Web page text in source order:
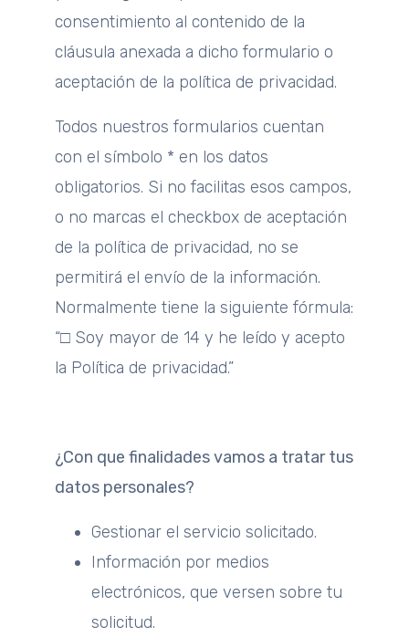
consentimiento al contenido de la
cláusula anexada a dicho formulario o
aceptación de la política de privacidad.
Todos nuestros formularios cuentan
con el símbolo * en los datos
obligatorios. Si no facilitas esos campos,
o no marcas el checkbox de aceptación
de la política de privacidad, no se
permitirá el envío de la información.
Normalmente tiene la siguiente fórmula:
“□ Soy mayor de 14 y he leído y acepto
la Política de privacidad.”
¿Con que finalidades vamos a tratar tus
datos personales?
Gestionar el servicio solicitado.
Información por medios
electrónicos, que versen sobre tu
solicitud.